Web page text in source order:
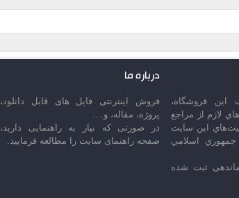
اين فروشگاه،
لازم از مراجع
اين سايت
جمهوري اسلامي
ثبت شده
درباره ما
فروش اینترنتی فایل های قابل دانلود،
پروژه، مقاله، و....
در صورتی که نیاز به راهنمایی دارید،
صفحه راهنمای سایت را مطالعه فرمایید.